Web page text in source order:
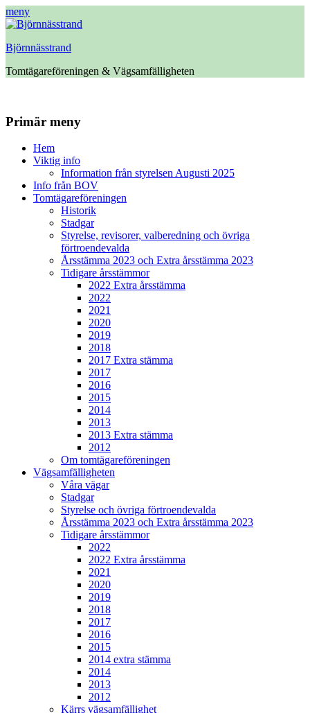
meny
Björnnässtrand
Tomtägareföreningen & Vägsamfälligheten
Primär meny
HoppaHem
Viktig info
Information från styrelsen Augusti 2025
Info från BOV
Tomtägareföreningen
Historik
Stadgar
Styrelse, revisorer, valberedning och övriga
förtroendevalda
Årsstämma 2023 och Extra årsstämma 2023
Tidigare årsstämmor
2022 Extra årsstämma
2022
2021
2020
2019
2018
2017 Extra stämma
2017
2016
2015
2014
2013
2013 Extra stämma
2012
Om tomtägareföreningen
Vägsamfälligheten
Våra vägar
Stadgar
Styrelse och övriga förtroendevalda
Årsstämma 2023 och Extra årsstämma 2023
Tidigare årsstämmor
2022
2022 Extra årsstämma
2021
2020
2019
2018
2017
2016
2015
2014 extra stämma
2014
2013
2012
Kärrs vägsamfällighet